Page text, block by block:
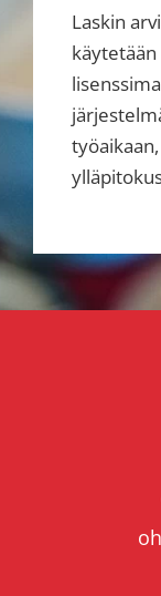
Laskin
käytetään